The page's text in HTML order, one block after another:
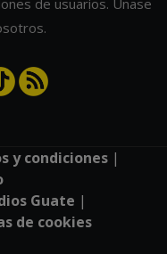
de usuarios. Únase
y condiciones|
Guate |
de cookies